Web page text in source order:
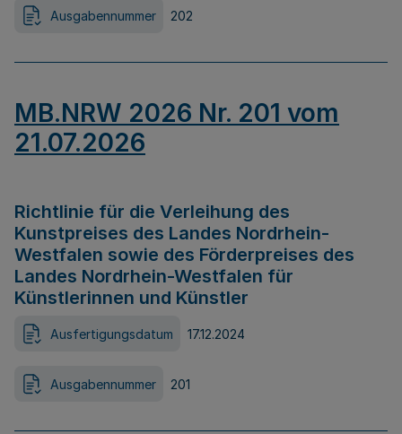
Ausgabennummer 202
MB.NRW 2026 Nr. 201 vom
21.07.2026
Richtlinie für die Verleihung des
Kunstpreises des Landes Nordrhein-
Westfalen sowie des Förderpreises des
Landes Nordrhein-Westfalen für
Künstlerinnen und Künstler
Ausfertigungsdatum 17.12.2024
Ausgabennummer 201